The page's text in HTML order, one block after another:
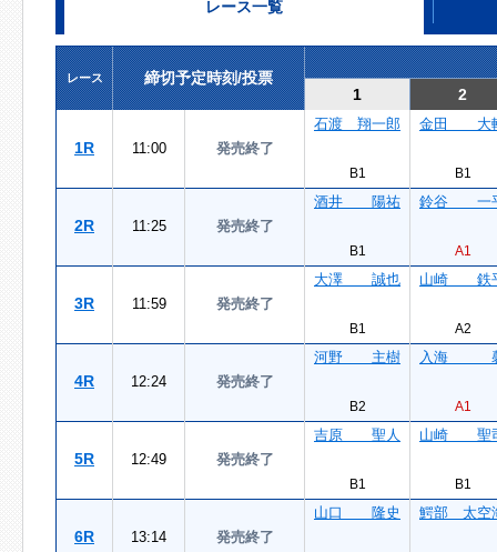
レース一覧
レース
締切予定時刻/投票
1
2
1R 11:00 発売終了
石渡 翔一郎
B1
金田 大
B1
2R 11:25 発売終了
酒井 陽祐
B1
鈴谷 一
A1
3R 11:59 発売終了
大澤 誠也
B1
山崎 鉄
A2
4R 12:24 発売終了
河野 主樹
B2
入海
A1
5R 12:49 発売終了
吉原 聖人
B1
山崎 聖
B1
6R 13:14 発売終了
山口 隆史 鰐部 太空